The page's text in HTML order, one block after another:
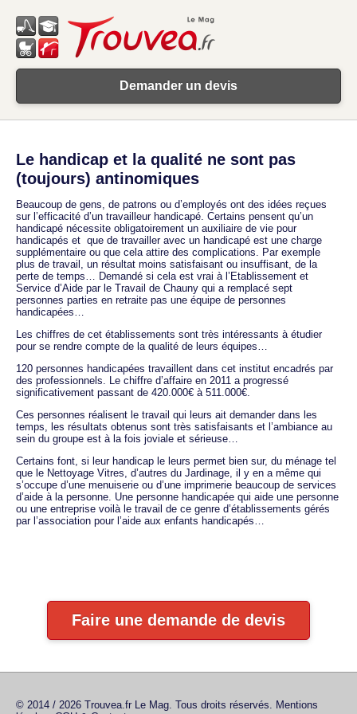
Demander un devis
Le handicap et la qualité ne sont pas
(toujours) antinomiques
Beaucoup de gens, de patrons ou d’employés ont des idées reçues
sur l’efficacité d’un travailleur handicapé. Certains pensent qu’un
handicapé nécessite obligatoirement un auxiliaire de vie pour
handicapés et que de travailler avec un handicapé est une charge
supplémentaire ou que cela attire des complications. Par exemple
plus de travail, un résultat moins satisfaisant ou insuffisant, de la
perte de temps… Demandé si cela est vrai à l’Etablissement et
Service d’Aide par le Travail de Chauny qui a remplacé sept
personnes parties en retraite pas une équipe de personnes
handicapées…
Les chiffres de cet établissements sont très intéressants à étudier
pour se rendre compte de la qualité de leurs équipes…
120 personnes handicapées travaillent dans cet institut encadrés par
des professionnels. Le chiffre d’affaire en 2011 a progressé
significativement passant de 420.000€ à 511.000€.
Ces personnes réalisent le travail qui leurs ait demander dans les
temps, les résultats obtenus sont très satisfaisants et l’ambiance au
sein du groupe est à la fois joviale et sérieuse…
Certains font, si leur handicap le leurs permet bien sur, du ménage tel
que le Nettoyage Vitres, d’autres du Jardinage, il y en a même qui
s’occupe d’une menuiserie ou d’une imprimerie beaucoup de services
d’aide à la personne. Une personne handicapée qui aide une personne
ou une entreprise voilà le travail de ce genre d’établissements gérés
par l’association pour l’aide aux enfants handicapés…
Faire une demande de devis
© 2014 / 2026 Trouvea.fr Le Mag. Tous droits réservés. Mentions